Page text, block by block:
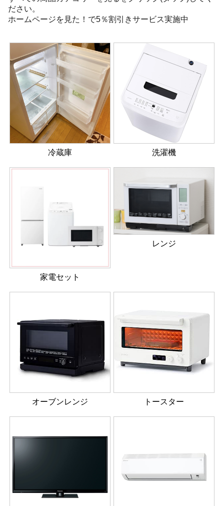
ださい。
ホームページを見た！で5％割引きサービス実施中
冷蔵庫 洗濯機
家電セット
レンジ
オーブンレンジ トースター